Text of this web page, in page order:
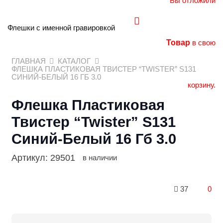
Флешки с именной гравировкой
Товарв свою
корзину.
ГЛАВНАЯ
КАТАЛОГ
ФЛЕШКА ПЛАСТИКОВАЯ ТВИСТЕР “TWISTER” S131
СИНИЙ-БЕЛЫЙ 16 ГБ 3.0
Флешка Пластиковая
Твистер “Twister” S131
Синий-Белый 16 Гб 3.0
Артикул: 29501 в наличии
37 0